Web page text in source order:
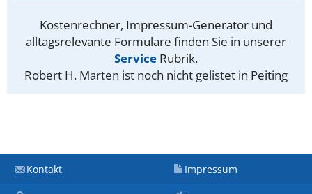
Kostenrechner, Impressum-Generator und
alltagsrelevante Formulare finden Sie in unserer
Service Rubrik.
Robert H. Marten ist noch nicht gelistet in Peiting
Kontakt Impressum